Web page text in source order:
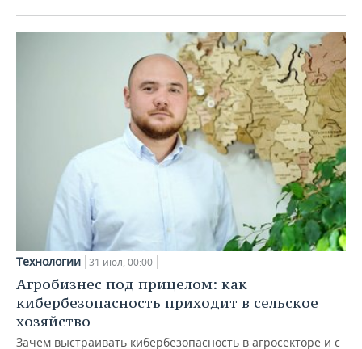
Технологии 31 июл, 00:00
Агробизнес под прицелом: как
кибербезопасность приходит в сельское
хозяйство
Зачем выстраивать кибербезопасность в агросекторе и с